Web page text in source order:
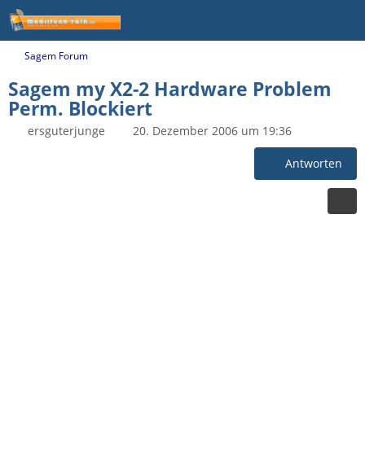
Sagem Forum
Sagem my X2-2 Hardware Problem
Perm. Blockiert
ersguterjunge 20. Dezember 2006 um 19:36
Antworten